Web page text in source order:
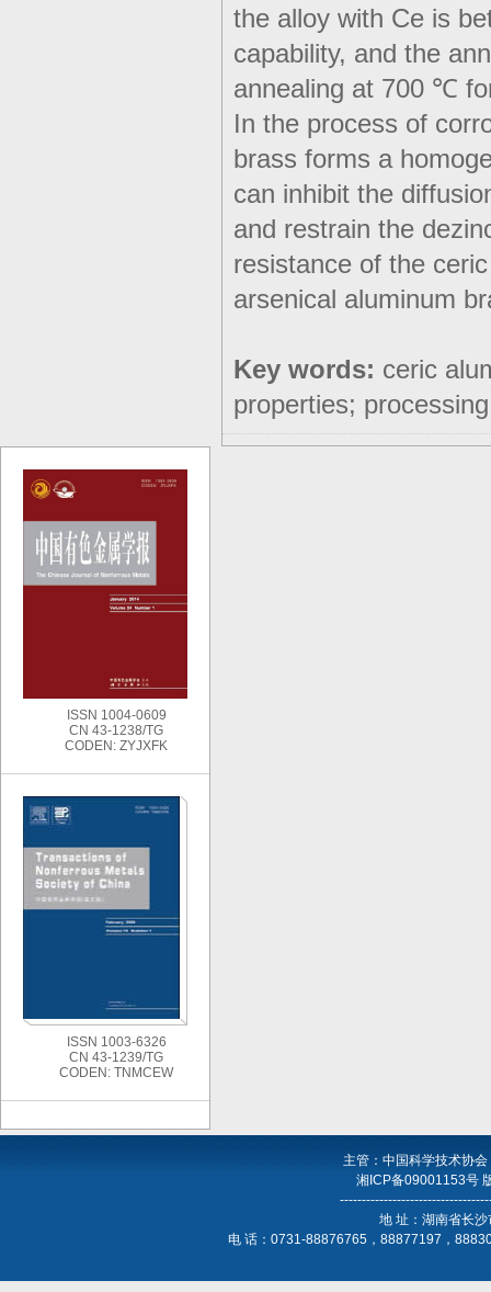
the alloy with Ce is
capability, and the
annealing at 700 ℃
In the process of
brass forms a
can inhibit the
and restrain the
resistance of the
arsenical aluminum
Key words: ceric
properties;
ISSN 1004-0609
CN 43-1238/TG
CODEN: ZYJXFK
ISSN 1003-6326
CN 43-1239/TG
CODEN: TNMCEW
主管：中国科学技术协
湘ICP备09001153号
地 址：湖南省长
电 话：0731-88876765，88877197，